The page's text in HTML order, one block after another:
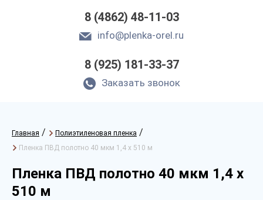
8 (4862) 48-11-03
info@plenka-orel.ru
8 (925) 181-33-37
Заказать звонок
Главная / Полиэтиленовая пленка /
Пленка ПВД полотно 40 мкм 1,4 х 510 м
Пленка ПВД полотно 40 мкм 1,4 х
510 м